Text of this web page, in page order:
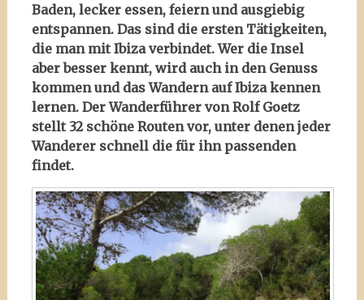
Baden, lecker essen, feiern und ausgiebig
entspannen. Das sind die ersten Tätigkeiten,
die man mit Ibiza verbindet. Wer die Insel
aber besser kennt, wird auch in den Genuss
kommen und das Wandern auf Ibiza kennen
lernen. Der Wanderführer von Rolf Goetz
stellt 32 schöne Routen vor, unter denen jeder
Wanderer schnell die für ihn passenden
findet.